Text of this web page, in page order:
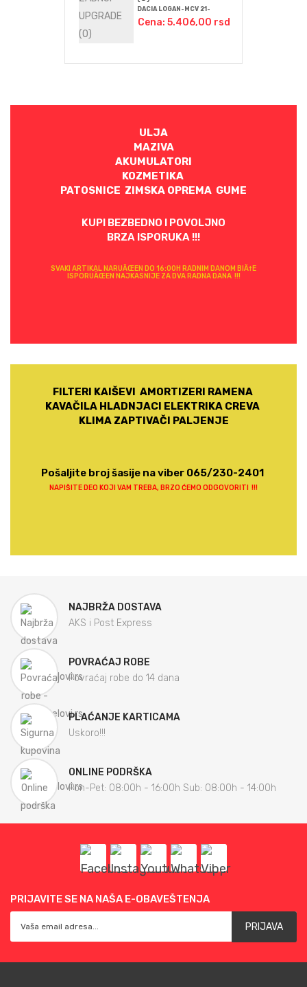
DACIA LOGAN-MCV 21-
Cena: 5.406,00 rsd
ULJA
MAZIVA
AKUMULATORI
KOZMETIKA
PATOSNICE ZIMSKA OPREMA GUME
KUPI BEZBEDNO I POVOLJNO
BRZA ISPORUKA !!!
SVAKI ARTIKAL NARUÄŒEN DO 16:00H RADNIM DANOM BIÄ†E
ISPORUÄŒEN NAJKASNIJE ZA DVA RADNA DANA !!!
FILTERI KAIŠEVI AMORTIZERI RAMENA
KAVAČILA HLADNJACI ELEKTRIKA CREVA
KLIMA ZAPTIVAČI PALJENJE
Pošaljite broj šasije na viber 065/230-2401
NAPIŠITE DEO KOJI VAM TREBA, BRZO ĆEMO ODGOVORITI !!!
NAJBRŽA DOSTAVA
AKS i Post Express
POVRAĆAJ ROBE
Povraćaj robe do 14 dana
PLAĆANJE KARTICAMA
Uskoro!!!
ONLINE PODRŠKA
Pon-Pet: 08:00h - 16:00h Sub: 08:00h - 14:00h
PRIJAVITE SE NA NAŠA E-OBAVEŠTENJA
PRIJAVA